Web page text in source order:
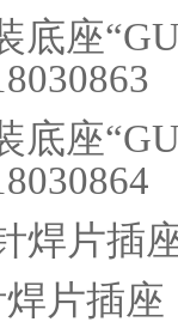
底座
底座
焊片插
片插座